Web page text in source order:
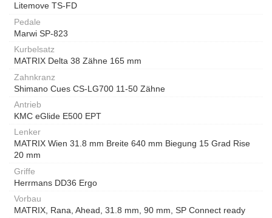
Litemove TS-FD
Pedale
Marwi SP-823
Kurbelsatz
MATRIX Delta 38 Zähne 165 mm
Zahnkranz
Shimano Cues CS-LG700 11-50 Zähne
Antrieb
KMC eGlide E500 EPT
Lenker
MATRIX Wien 31.8 mm Breite 640 mm Biegung 15 Grad Rise
20 mm
Griffe
Herrmans DD36 Ergo
Vorbau
MATRIX, Rana, Ahead, 31.8 mm, 90 mm, SP Connect ready